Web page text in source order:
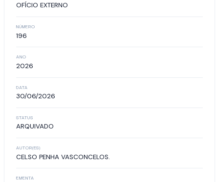
OFÍCIO EXTERNO
NÚMERO
196
ANO
2026
DATA
30/06/2026
STATUS
ARQUIVADO
AUTOR(ES)
CELSO PENHA VASCONCELOS.
EMENTA